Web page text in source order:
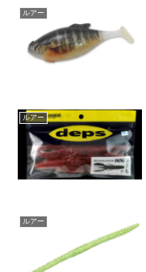
ルアー
ルアー
ルアー